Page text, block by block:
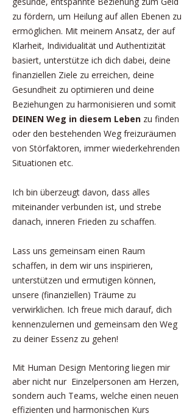
zu fördern, um Heilung auf allen Ebenen zu
ermöglichen. Mit meinem Ansatz, der auf
Klarheit, Individualität und Authentizität
basiert, unterstütze ich dich dabei, deine
finanziellen Ziele zu erreichen, deine
Gesundheit zu optimieren und deine
Beziehungen zu harmonisieren und somit
DEINEN Weg in diesem Leben zu finden
oder den bestehenden Weg freizuräumen
von Störfaktoren, immer wiederkehrenden
Situationen etc.
Ich bin überzeugt davon, dass alles
miteinander verbunden ist, und strebe
danach, inneren Frieden zu schaffen.
Lass uns gemeinsam einen Raum
schaffen, in dem wir uns inspirieren,
unterstützen und ermutigen können,
unsere (finanziellen) Träume zu
verwirklichen. Ich freue mich darauf, dich
kennenzulernen und gemeinsam den Weg
zu deiner Essenz zu gehen!
Mit Human Design Mentoring liegen mir
aber nicht nur Einzelpersonen am Herzen,
sondern auch Teams, welche einen neuen
effizienten und harmonischen Kurs